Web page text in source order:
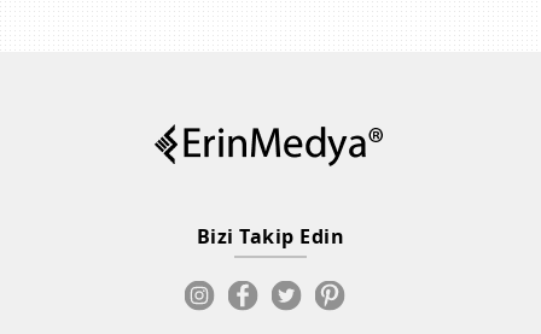
Bizi Takip Edin